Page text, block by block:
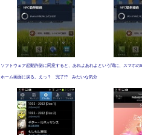
ソフトウェア起動許諾に同意すると、あれよあれよという間に、スマホ
ホーム画面に戻る。えっ？ 完了!? みたいな気分